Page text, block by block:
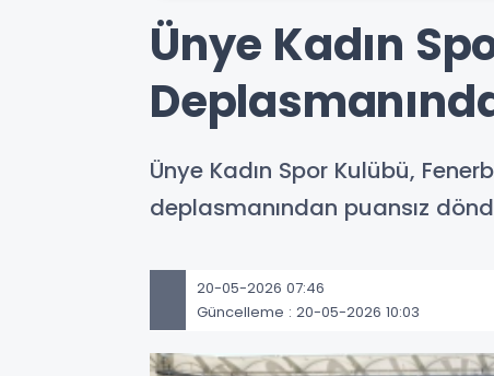
Ünye Kadın
Ünye Kadın Spor Kulübü,
deplasmanından puansız
20-05-2026 07:46
Güncelleme : 20-05-2026 10:03